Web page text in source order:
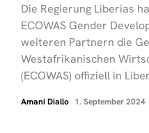
Die Regierung Liberias
ECOWAS Gender
weiteren Partnern die
Westafrikanischen
(ECOWAS) offiziell in
Amani Diallo 1. September 2024